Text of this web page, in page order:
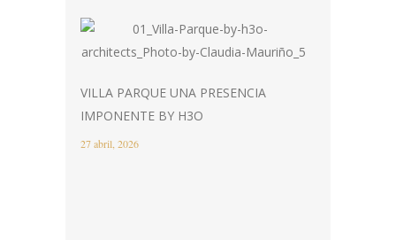
VILLA PARQUE UNA PRESENCIA
IMPONENTE BY H3O
27 abril, 2026